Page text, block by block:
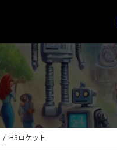
H3ロケット